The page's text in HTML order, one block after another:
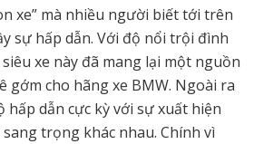
xe” mà nhiều người biết tới trên
sự hấp dẫn. Với độ nổi trội đình
xe này đã mang lại một nguồn
gớm cho hãng xe BMW. Ngoài ra
hấp dẫn cực kỳ với sự xuất hiện
trọng khác nhau. Chính vì